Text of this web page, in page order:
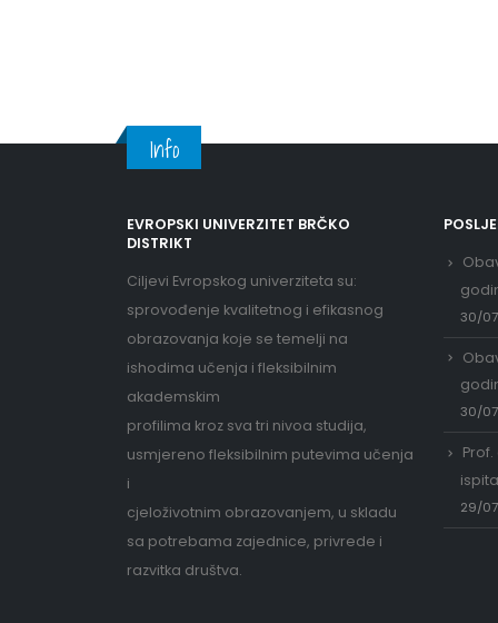
Info
EVROPSKI UNIVERZITET BRČKO
DISTRIKT
Ciljevi Evropskog univerziteta su:
sprovođenje kvalitetnog i efikasnog
obrazovanja koje se temelji na
ishodima učenja i fleksibilnim
akademskim
profilima kroz sva tri nivoa studija,
usmjereno fleksibilnim putevima učenja
i
cjeloživotnim obrazovanjem, u skladu
sa potrebama zajednice, privrede i
razvitka društva.
30/
30/
ispita
29/